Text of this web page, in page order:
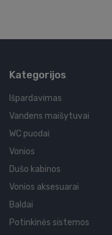
Kategorijos
Išpardavimas
Vandens maišytuvai
WC puodai
Vonios
Dušo kabinos
Vonios aksesuarai
Baldai
Potinkinės sistemos